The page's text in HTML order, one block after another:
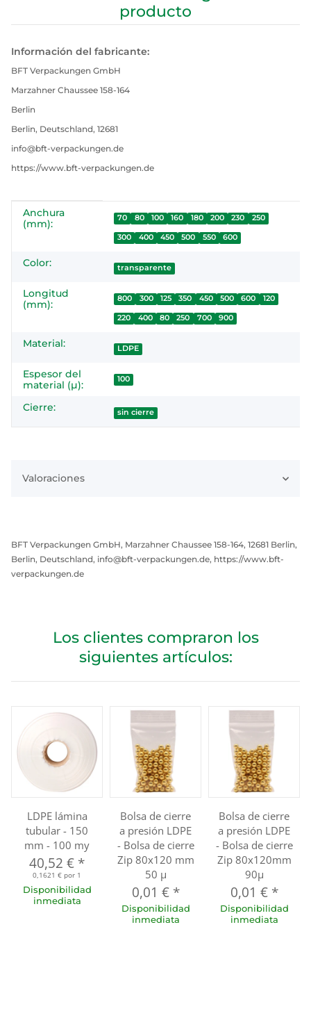
producto
Información del fabricante:
BFT Verpackungen GmbH
Marzahner Chaussee 158-164
Berlin
Berlin, Deutschland, 12681
info@bft-verpackungen.de
https://www.bft-verpackungen.de
#productDetails.itemInformation#
#productDetails.itemValue#
Anchura
(mm):
70 80 100 160 180 200 230 250
300 400 450 500 550 600
Color: transparente
Longitud
(mm):
800 300 125 350 450 500 600 120
220 400 80 250 700 900
Material: LDPE
Espesor del
material (µ):
100
Cierre: sin cierre
Valoraciones
BFT Verpackungen GmbH, Marzahner Chaussee 158-164, 12681 Berlin,
Berlin, Deutschland, info@bft-verpackungen.de, https://www.bft-
verpackungen.de
Los clientes compraron los
siguientes artículos:
LDPE lámina
tubular - 150
mm - 100 my
40,52 € *
0,1621 € por 1
Disponibilidad
inmediata
Bolsa de cierre
a presión LDPE
- Bolsa de cierre
Zip 80x120 mm
50 µ
0,01 € *
Disponibilidad
inmediata
Bolsa de cierre
a presión LDPE
- Bolsa de cierre
Zip 80x120mm
90µ
0,01 € *
Disponibilidad
inmediata